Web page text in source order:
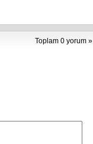
Toplam 0 yorum »